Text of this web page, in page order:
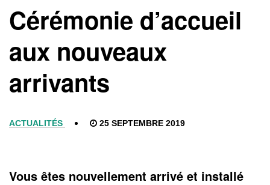
Cérémonie d’accueil
aux nouveaux
arrivants
ACTUALITÉS 25 SEPTEMBRE 2019
Vous êtes nouvellement arrivé et installé